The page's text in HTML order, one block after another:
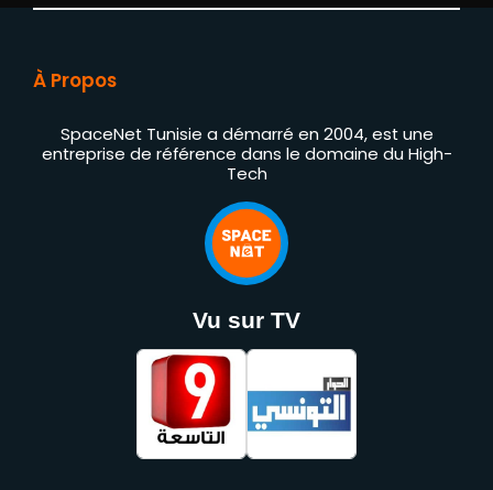
À Propos
SpaceNet Tunisie a démarré en 2004, est une
entreprise de référence dans le domaine du High-
Tech
Vu sur TV